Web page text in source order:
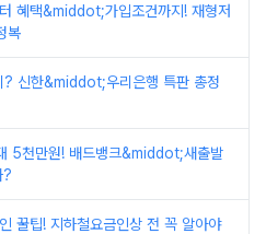
혜택&middot;가입조건까지! 재형저
복
신한&middot;우리은행 특판 총정
5천만원! 배드뱅크&middot;새출발
?
꿀팁! 지하철요금인상 전 꼭 알아야